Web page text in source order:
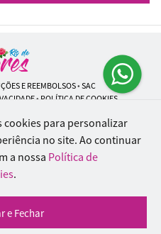
E REEMBOLSOS• SAC
• POLÍTICA DE COOKIES
18.184.423/0001-74
Janeiro - RJ - 20.920-340
| Telefone: (21) 9 6715-9790
- Desenvolvido por
cookies para personalizar
no site. Ao continuar
a nossa Política de
.
e Fechar